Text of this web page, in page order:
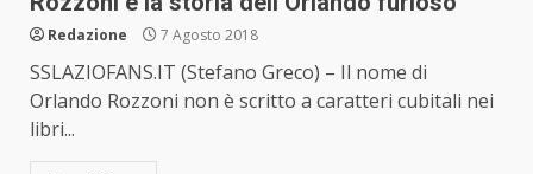
Redazione 7 Agosto 2018
SSLAZIOFANS.IT (Stefano Greco) – Il nome di
Orlando Rozzoni non è scritto a caratteri cubitali nei
libri...